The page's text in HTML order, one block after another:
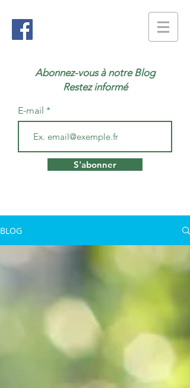
Abonnez-vous à notre Blog
Restez informé
E-mail
S'abonner
BLOG